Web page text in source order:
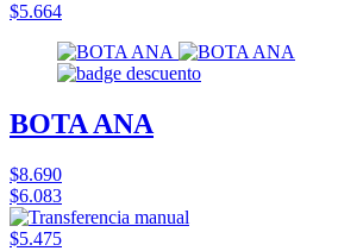
$5.664
BOTA ANA
$8.690
$6.083
$5.475